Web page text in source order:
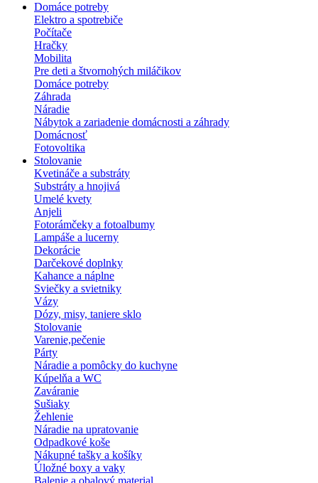
Domáce potreby
Elektro a spotrebiče
Počítače
Hračky
Mobilita
Pre deti a štvornohých miláčikov
Domáce potreby
Záhrada
Náradie
Nábytok a zariadenie domácnosti a záhrady
Domácnosť
Fotovoltika
Stolovanie
Kvetináče a substráty
Substráty a hnojivá
Umelé kvety
Anjeli
Fotorámčeky a fotoalbumy
Lampáše a lucerny
Dekorácie
Darčekové doplnky
Kahance a náplne
Sviečky a svietniky
Vázy
Dózy, misy, taniere sklo
Stolovanie
Varenie,pečenie
Párty
Náradie a pomôcky do kuchyne
Kúpelňa a WC
Zaváranie
Sušiaky
Žehlenie
Náradie na upratovanie
Odpadkové koše
Nákupné tašky a košíky
Úložné boxy a vaky
Balenie a obalový material